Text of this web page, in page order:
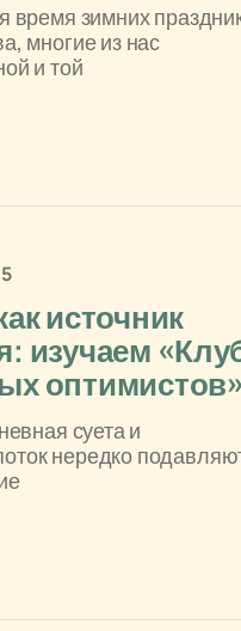
время зимних
многие из нас
и той
источник
изучаем
оптимистов»
суета и
нередко